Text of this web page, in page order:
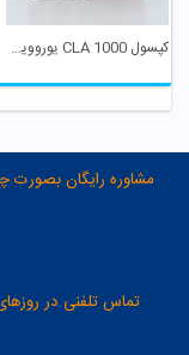
کپسول CLA 1000 یوروویتال